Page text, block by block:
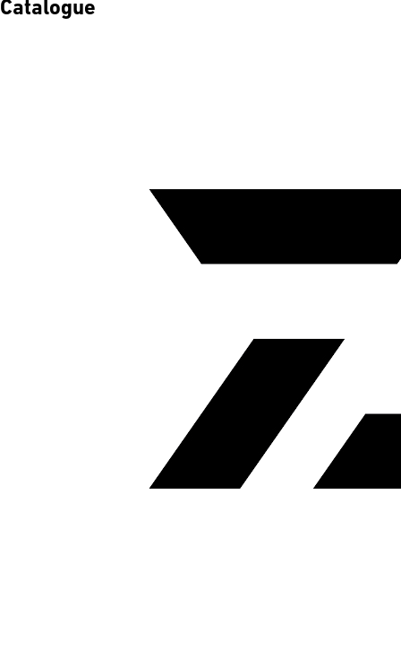
Catalogue